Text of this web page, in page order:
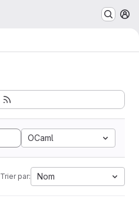
OCaml
Trier par: Nom